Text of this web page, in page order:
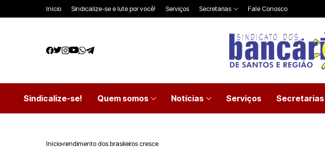
Início Sindicalize-se e lute por você! Serviços Secretarias Fale Conosco
Sindicalize-se! Quem somos Notícias Serviços Secretarias
Início rendimento dos brasileiros cresce